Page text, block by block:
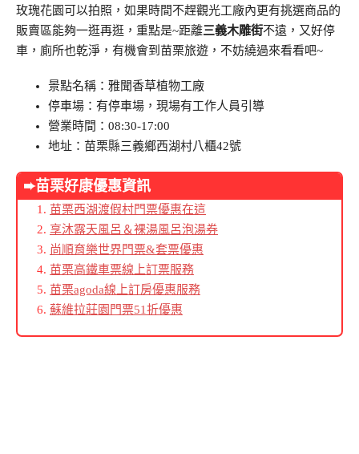
玫瑰花園可以拍照，如果時間不趕觀光工廠內更有挑選商品的
販賣區能夠一逛再逛，重點是~距離三義木雕街不遠，又好停
車，廁所也乾淨，有機會到苗栗旅遊，不妨繞過來看看吧~
景點名稱：雅聞香草植物工廠
停車場：有停車場，現場有工作人員引導
營業時間：08:30-17:00
地址：苗栗縣三義鄉西湖村八櫃42號
➨苗栗好康優惠資訊
苗栗西湖渡假村門票優惠在這
享沐露天風呂＆裸湯風呂泡湯券
尚順育樂世界門票&套票優惠
苗栗高鐵車票線上訂票服務
苗栗agoda線上訂房優惠服務
蘇維拉莊園門票51折優惠